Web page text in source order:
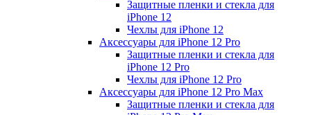
Защитные пленки и стекла для
iPhone 12
Чехлы для iPhone 12
Аксессуары для iPhone 12 Pro
Защитные пленки и стекла для
iPhone 12 Pro
Чехлы для iPhone 12 Pro
Аксессуары для iPhone 12 Pro Max
Защитные пленки и стекла для